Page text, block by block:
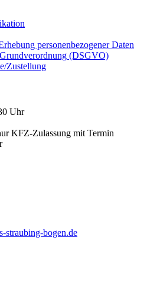
personenbezogener Daten
(DSGVO)
Zustellung
Uhr
KFZ-Zulassung mit Termin
straubing-bogen.de